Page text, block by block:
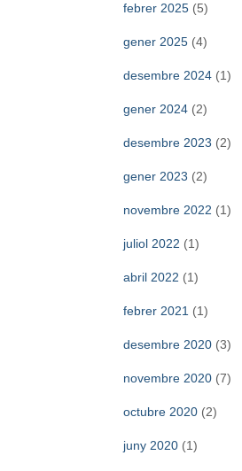
febrer 2025(5)
gener 2025(4)
desembre 2024(1)
gener 2024(2)
desembre 2023 (2)
gener 2023 (2)
novembre 2022 (1)
juliol 2022 (1)
abril 2022 (1)
febrer 2021 (1)
desembre 2020(3)
novembre 2020(7)
octubre 2020(2)
juny 2020(1)